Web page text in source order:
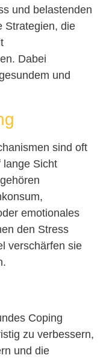
und belastenden
Strategien, die
Dabei
und
sind oft
lange Sicht
emotionales
den Stress
verschärfen sie
Coping
zu verbessern,
und die